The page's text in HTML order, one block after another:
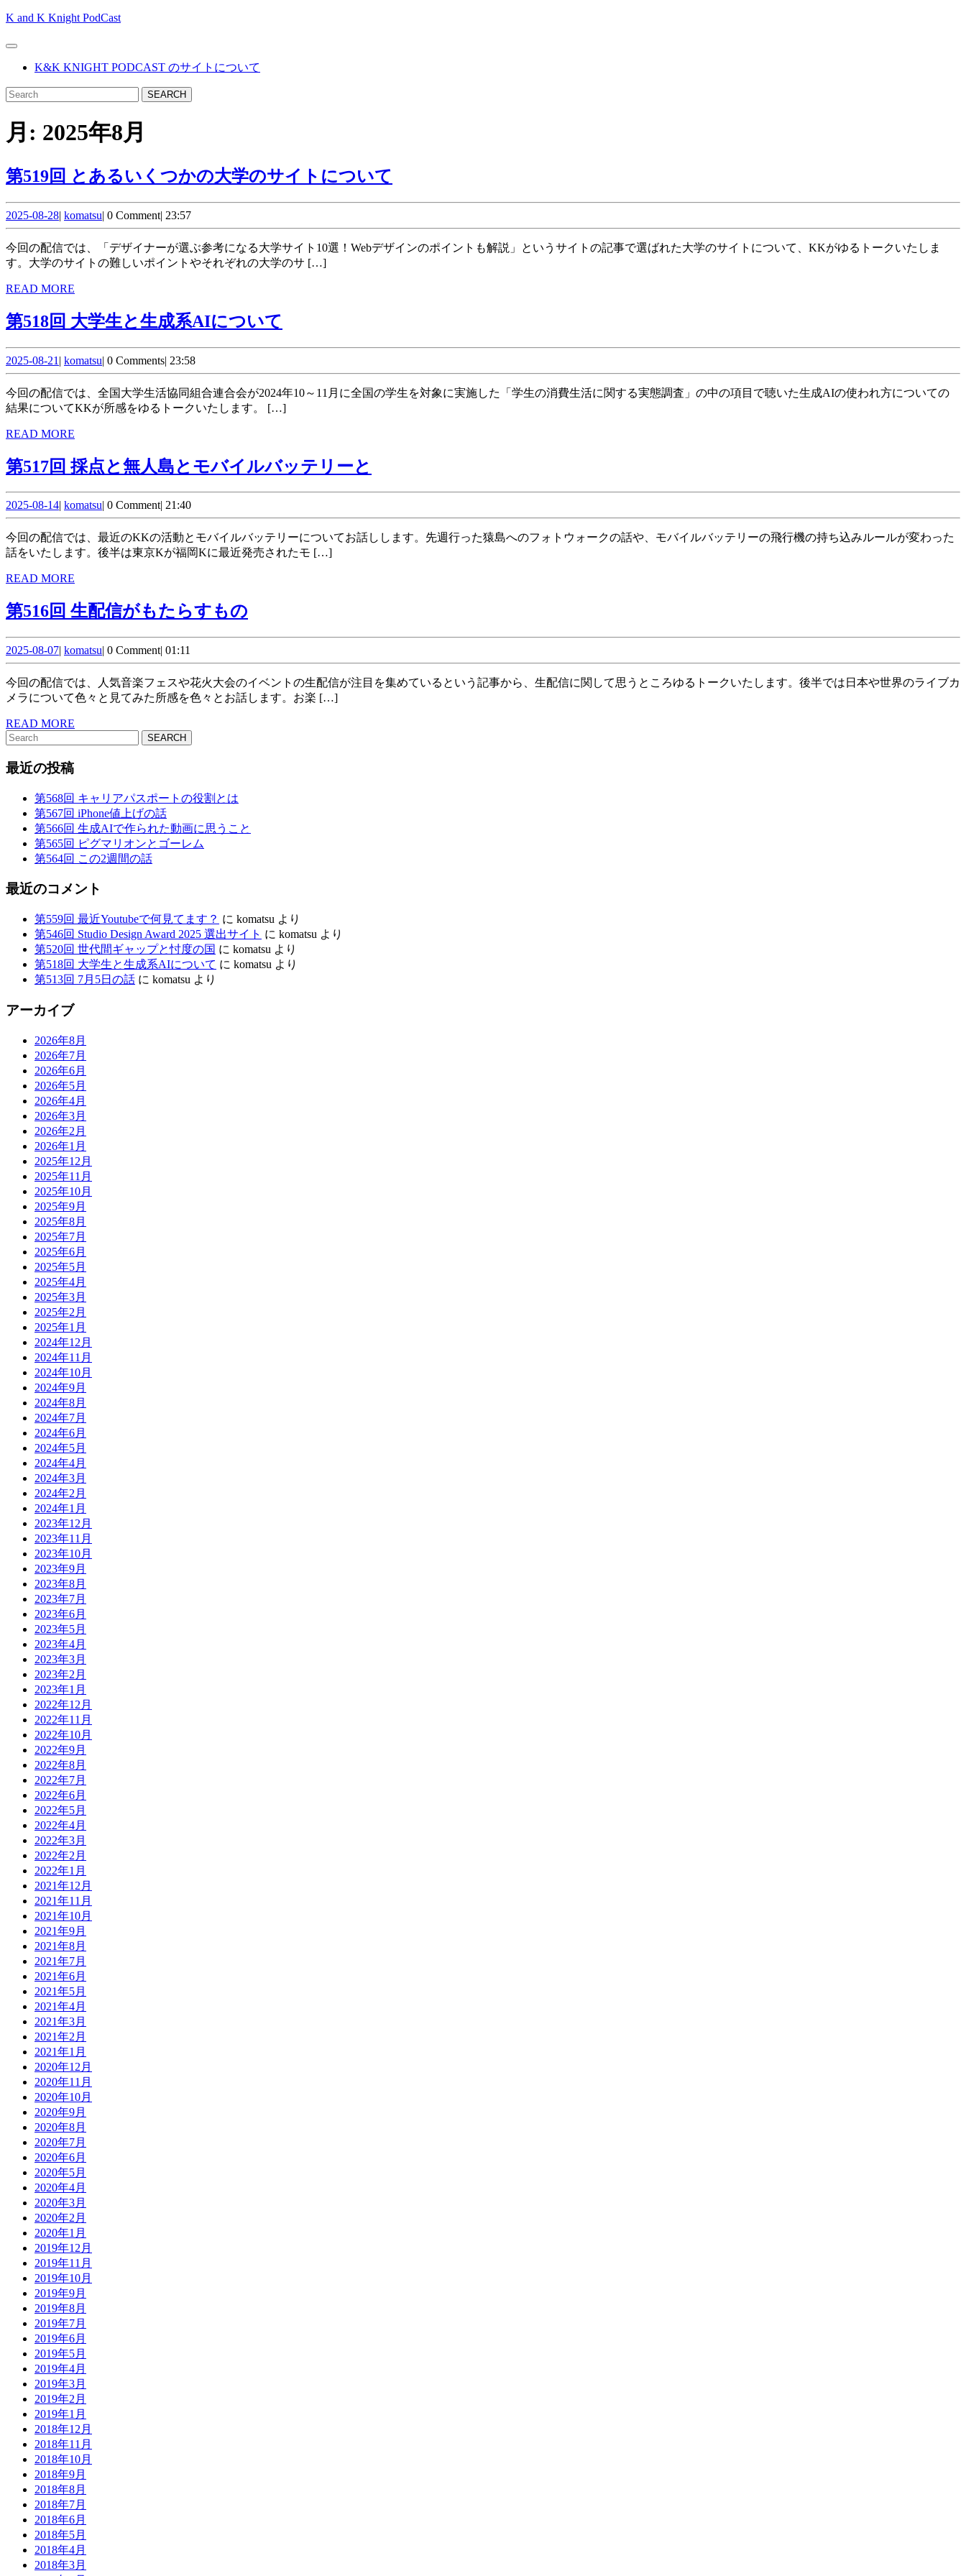
Skip
content
K and K Knight PodCast
Open
ButtonK&K KNIGHT PODCAST のサイトについて
CLOSE
BUTTON
Search
for:
月: 2025年8月
第519回 とあるいくつかの大学のサイトについて
と
か
の
サ
イ
ト
2025-08-282025-
08-
28
| komatsukomatsu
| 0 Comment| 23:57
今回の配信では、「デザイナーが選ぶ参考になる大学サイト10選！Webデザインのポイントも解説」というサイトの記事で選ばれた大学のサイトについて、KKがゆるトークいたしま
す。大学のサイトの難しいポイントやそれぞれの大学のサ […]
READ MORE
第518回 大学生と生成系AIについて
大
学
と
生
系
AI
て
2025-08-21 2025-
08-
21
| komatsukomatsu
| 0 Comments| 23:58
今回の配信では、全国大学生活協同組合連合会が2024年10～11月に全国の学生を対象に実施した「学生の消費生活に関する実態調査」の中の項目で聴いた生成AIの使われ方についての
結果についてKKが所感をゆるトークいたします。 […]
READ MORE
第517回 採点と無人島とモバイルバッテリーと
採
と
モ
2025-08-142025-
08-
14
| komatsukomatsu
| 0 Comment| 21:40
今回の配信では、最近のKKの活動とモバイルバッテリーについてお話しします。先週行った猿島へのフォトウォークの話や、モバイルバッテリーの飛行機の持ち込みルールが変わった
話をいたします。後半は東京Kが福岡Kに最近発売されたモ […]
READ MORE
第516回 生配信がもたらすもの
生
配
す
2025-08-072025-
08-
07
| komatsukomatsu
| 0 Comment| 01:11
今回の配信では、人気音楽フェスや花火大会のイベントの生配信が注目を集めているという記事から、生配信に関して思うところゆるトークいたします。後半では日本や世界のライブカ
メラについて色々と見てみた所感を色々とお話します。お楽 […]
READ MORE
Search
for:
最近の投稿
第568回 キャリアパスポートの役割とは
第567回 iPhone値上げの話
第566回 生成AIで作られた動画に思うこと
第565回 ピグマリオンとゴーレム
第564回 この2週間の話
最近のコメント
第559回 最近Youtubeで何見てます？ に komatsu より
第546回 Studio Design Award 2025 選出サイト に komatsu より
第520回 世代間ギャップと忖度の国 に komatsu より
第518回 大学生と生成系AIについて に komatsu より
第513回 7月5日の話 に komatsu より
アーカイブ
2026年8月
2026年7月
2026年6月
2026年5月
2026年4月
2026年3月
2026年2月
2026年1月
2025年12月
2025年11月
2025年10月
2025年9月
2025年8月
2025年7月
2025年6月
2025年5月
2025年4月
2025年3月
2025年2月
2025年1月
2024年12月
2024年11月
2024年10月
2024年9月
2024年8月
2024年7月
2024年6月
2024年5月
2024年4月
2024年3月
2024年2月
2024年1月
2023年12月
2023年11月
2023年10月
2023年9月
2023年8月
2023年7月
2023年6月
2023年5月
2023年4月
2023年3月
2023年2月
2023年1月
2022年12月
2022年11月
2022年10月
2022年9月
2022年8月
2022年7月
2022年6月
2022年5月
2022年4月
2022年3月
2022年2月
2022年1月
2021年12月
2021年11月
2021年10月
2021年9月
2021年8月
2021年7月
2021年6月
2021年5月
2021年4月
2021年3月
2021年2月
2021年1月
2020年12月
2020年11月
2020年10月
2020年9月
2020年8月
2020年7月
2020年6月
2020年5月
2020年4月
2020年3月
2020年2月
2020年1月
2019年12月
2019年11月
2019年10月
2019年9月
2019年8月
2019年7月
2019年6月
2019年5月
2019年4月
2019年3月
2019年2月
2019年1月
2018年12月
2018年11月
2018年10月
2018年9月
2018年8月
2018年7月
2018年6月
2018年5月
2018年4月
2018年3月